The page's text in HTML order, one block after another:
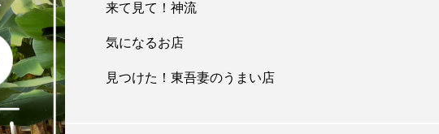
来て見て！神流
気になるお店
見つけた！東吾妻のうまい店